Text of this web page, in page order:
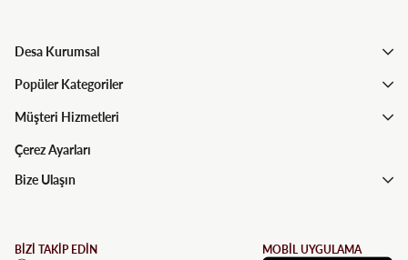
Desa Kurumsal
Popüler Kategoriler
Müşteri Hizmetleri
Çerez Ayarları
Bize Ulaşın
BİZİ TAKİP EDİN MOBİL UYGULAMA